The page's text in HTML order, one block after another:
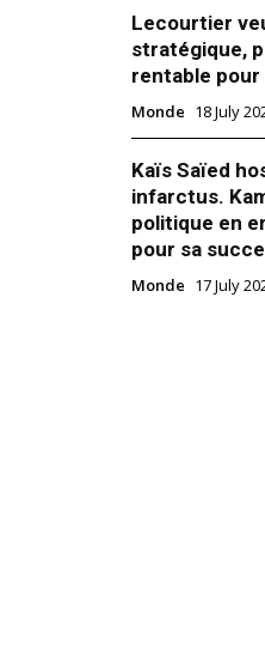
: Trump publie un
de Macron et brandit des tarifs
Lecourtier
stratégique,
rentable pour
Monde 18 July
Kaïs Saïed
infarctus.
politique en
pour sa
Monde 17 July